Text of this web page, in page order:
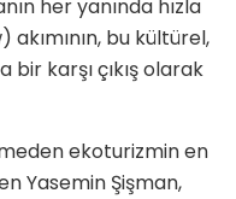
her yanında hızla
bu kültürel,
karşı çıkış olarak
ekoturizmin en
Yasemin Şişman,